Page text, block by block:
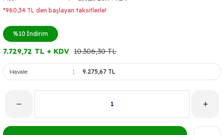
*960,34 TL den başlayan taksitlerle!
%10 İndirim
7.729,72 TL + KDV 10.306,30 TL
Havale 9.275,67 TL